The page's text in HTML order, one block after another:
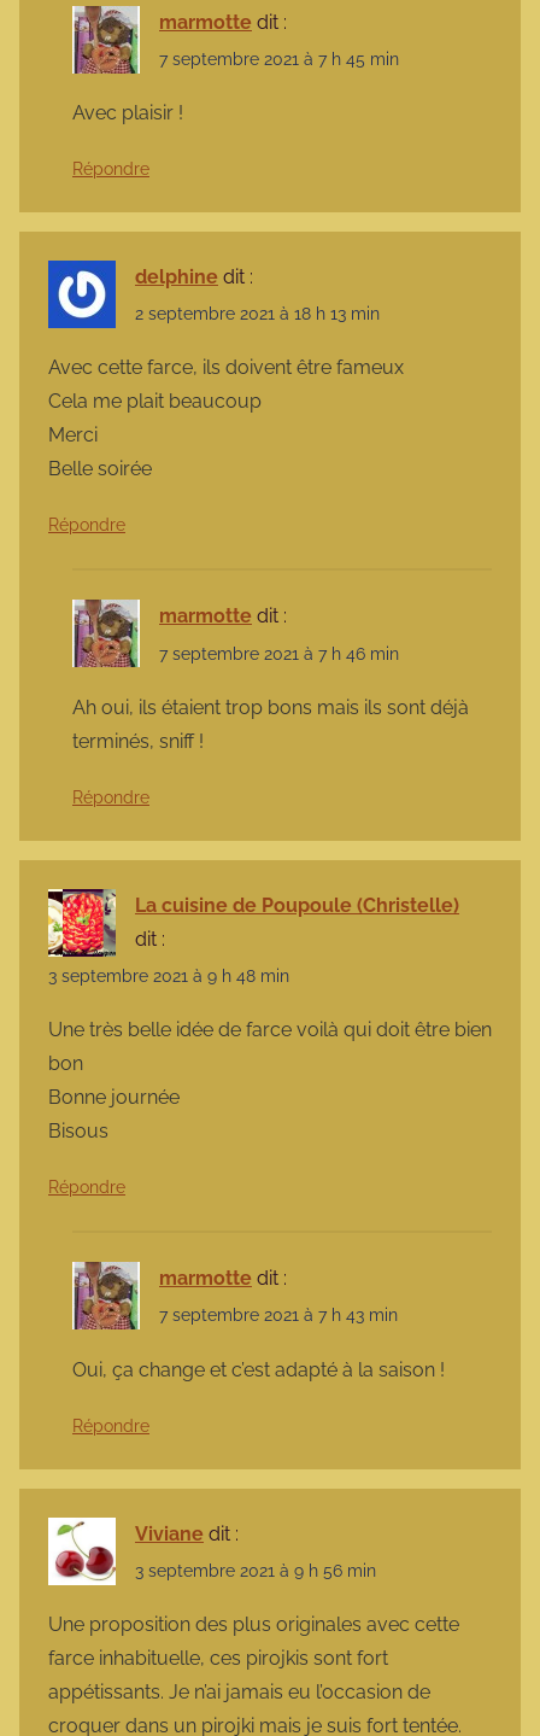
marmotte dit :
7 septembre 2021 à 7 h 45 min
Avec plaisir !
Répondre
delphine dit :
2 septembre 2021 à 18 h 13 min
Avec cette farce, ils doivent être fameux
Cela me plait beaucoup
Merci
Belle soirée
Répondre
marmotte dit :
7 septembre 2021 à 7 h 46 min
Ah oui, ils étaient trop bons mais ils sont déjà
terminés, sniff !
Répondre
La cuisine de Poupoule (Christelle)
dit :
3 septembre 2021 à 9 h 48 min
Une très belle idée de farce voilà qui doit être bien
bon
Bonne journée
Bisous
Répondre
marmotte dit :
7 septembre 2021 à 7 h 43 min
Oui, ça change et c’est adapté à la saison !
Répondre
Viviane dit :
3 septembre 2021 à 9 h 56 min
Une proposition des plus originales avec cette
farce inhabituelle, ces pirojkis sont fort
appétissants. Je n’ai jamais eu l’occasion de
croquer dans un pirojki mais je suis fort tentée.